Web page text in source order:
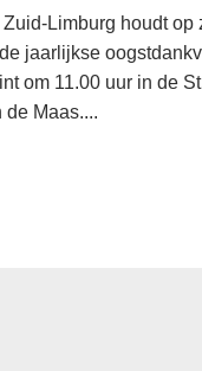
Zuid-Limburg houdt op
jaarlijkse
om 11.00 uur in de
de Maas....